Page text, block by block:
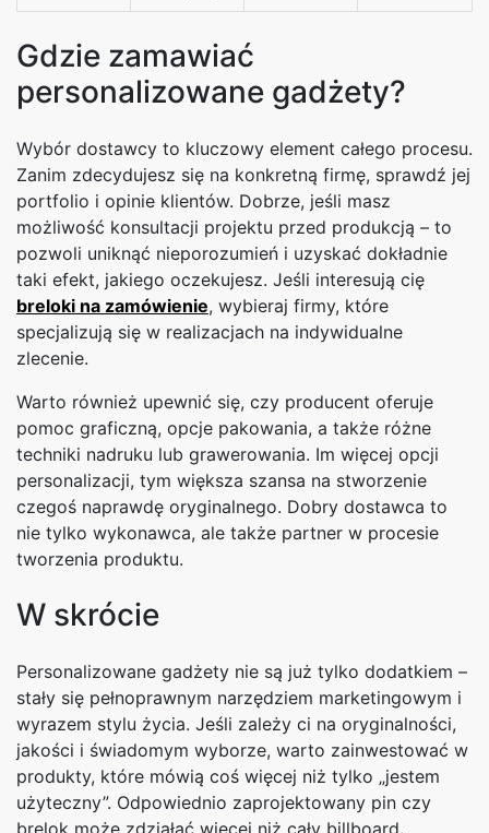
Gdzie zamawiać
personalizowane gadżety?
Wybór dostawcy to kluczowy element całego procesu.
Zanim zdecydujesz się na konkretną firmę, sprawdź jej
portfolio i opinie klientów. Dobrze, jeśli masz
możliwość konsultacji projektu przed produkcją – to
pozwoli uniknąć nieporozumień i uzyskać dokładnie
taki efekt, jakiego oczekujesz. Jeśli interesują cię
breloki na zamówienie, wybieraj firmy, które
specjalizują się w realizacjach na indywidualne
zlecenie.
Warto również upewnić się, czy producent oferuje
pomoc graficzną, opcje pakowania, a także różne
techniki nadruku lub grawerowania. Im więcej opcji
personalizacji, tym większa szansa na stworzenie
czegoś naprawdę oryginalnego. Dobry dostawca to
nie tylko wykonawca, ale także partner w procesie
tworzenia produktu.
W skrócie
Personalizowane gadżety nie są już tylko dodatkiem –
stały się pełnoprawnym narzędziem marketingowym i
wyrazem stylu życia. Jeśli zależy ci na oryginalności,
jakości i świadomym wyborze, warto zainwestować w
produkty, które mówią coś więcej niż tylko „jestem
użyteczny”. Odpowiednio zaprojektowany pin czy